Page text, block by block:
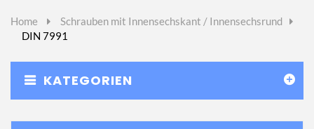
Home >
Schrauben mit Innensechskant / Innensechsrund
DIN 7991
KATEGORIEN